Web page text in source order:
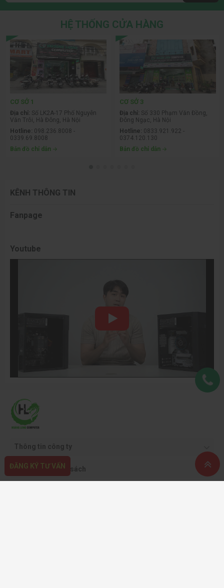
HỆ THỐNG CỬA HÀNG
CƠ SỞ 1
Địa chỉ: Số LK2A-17 Phố Nguyễn
Văn Trỗi, Hà Đông, Hà Nội
Hotline: 098.236.8008 -
0339.69.8008
Bản đồ chỉ dẫn
CƠ SỞ 3
Địa chỉ: Số 330 Phạm Văn Đồng,
Đông Ngạc, Hà Nội
Hotline: 0833.921.922 -
0374.120.130
Bản đồ chỉ dẫn
KÊNH THÔNG TIN
Fanpage
Youtube
Thông tin công ty
Quy định & chính sách
ĐĂNG KÝ TƯ VẤN